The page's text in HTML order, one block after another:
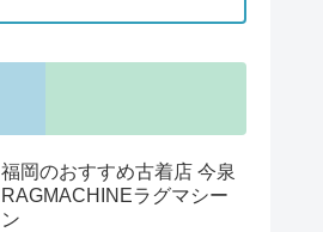
福岡のおすすめ古着店 今泉
RAGMACHINEラグマシー
ン